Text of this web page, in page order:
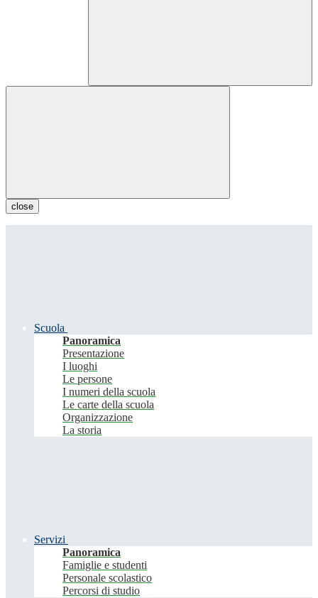
close
Scuola
Panoramica
Presentazione
I luoghi
Le persone
I numeri della scuola
Le carte della scuola
Organizzazione
La storia
Servizi
Panoramica
Famiglie e studenti
Personale scolastico
Percorsi di studio